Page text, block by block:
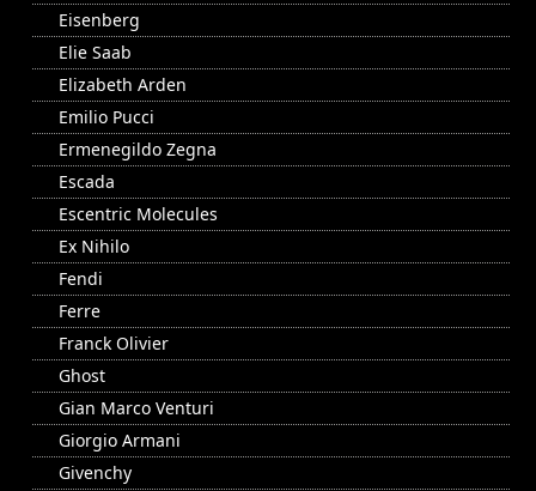
Eisenberg
Elie Saab
Elizabeth Arden
Emilio Pucci
Ermenegildo Zegna
Escada
Escentric Molecules
Ex Nihilo
Fendi
Ferre
Franck Olivier
Ghost
Gian Marco Venturi
Giorgio Armani
Givenchy